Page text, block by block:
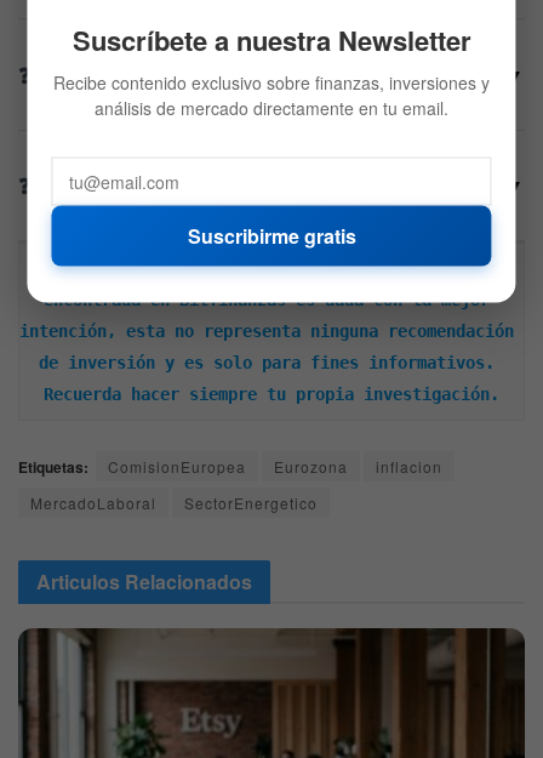
¿Qué desafíos estructurales limitan la
competitividad del bloque europeo?
▼
¿Qué estrategias propone la Comisión Europea
para mitigar esta crisis?
▼
Descargo de responsabilidad: Toda la información
encontrada en Bitfinanzas es dada con la mejor
intención, esta no representa ninguna recomendación
de inversión y es solo para fines informativos.
Recuerda hacer siempre tu propia investigación.
Etiquetas: ComisionEuropea Eurozona
inflacion
MercadoLaboral
SectorEnergetico
Articulos Relacionados
Suscríbete a nuestra Newsletter
Recibe contenido exclusivo sobre finanzas, inversiones y
análisis de mercado directamente en tu email.
Suscribirme gratis